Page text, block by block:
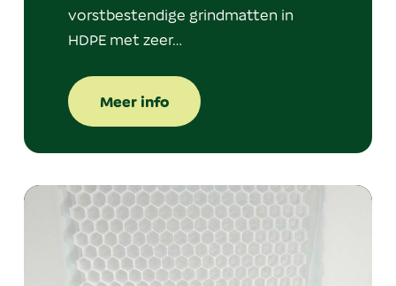
vorstbestendige grindmatten in
HDPE met zeer…
Meer info